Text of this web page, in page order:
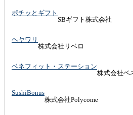
ポチッとギフト
SBギフト株式会社
ヘヤワリ
株式会社リベロ
ベネフィット・ステーション
株式会社ベ
SushiBonus
株式会社Polycome